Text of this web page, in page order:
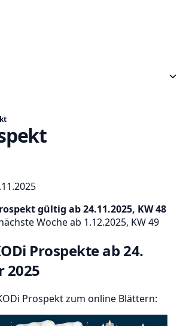
gültig ab 24.11.2025, KW 48
Woche ab 1.12.2025, KW 49
Prospekte ab 24.
2025
Prospekt zum online Blättern: